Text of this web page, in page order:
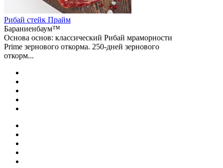
Рибай cтейк Прайм
Бараниенбаум™
Основа основ: классический Рибай мраморности
Prime зернового откорма. 250-дней зернового
откорм...